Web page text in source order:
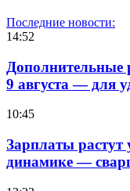
Последние новости:
14:52
Дополнительные
9 августа — для
10:45
Зарплаты
динамике —